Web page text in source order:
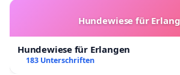
Hundewiese für
Hundewiese für Erlangen
183 Unterschriften